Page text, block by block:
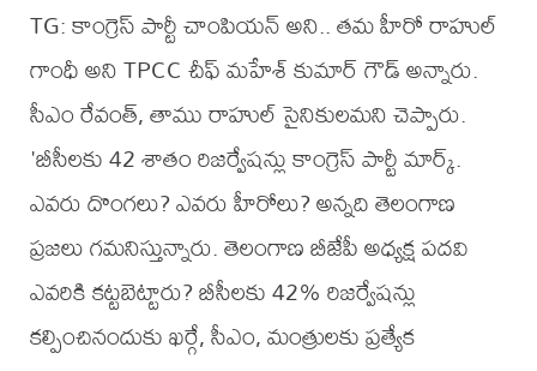
TG: కాంగ్రెస్ పార్టీ చాంపియన్ అని.. తమ హీరో రాహుల్
గాంధీ అని TPCC చీఫ్ మహేశ్ కుమార్ గౌడ్ అన్నారు.
సీఎం రేవంత్, తాము రాహుల్ సైనికులమని చెప్పారు.
'బీసీలకు 42 శాతం రిజర్వేషన్లు కాంగ్రెస్ పార్టీ మార్క్.
ఎవరు దొంగలు? ఎవరు హీరోలు? అన్నది తెలంగాణ
ప్రజలు గమనిస్తున్నారు. తెలంగాణ బీజేపీ అధ్యక్ష పదవి
ఎవరికి కట్టబెట్టారు? బీసీలకు 42% రిజర్వేషన్లు
కల్పించినందుకు ఖర్గే, సీఎం, మంత్రులకు ప్రత్యేక